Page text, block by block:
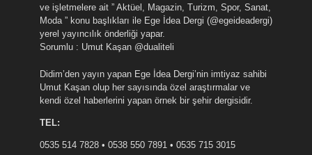
ve işletmelere ait ” Aktüel, Magazin, Turizm, Spor, Sanat,
Moda ” konu başlıkları ile Ege İdea Dergi (@egeideadergi)
yerel yayıncılık önderliği yapar.
Sorumlu : Umut Kaşan @dualiteli
Didim’den yayın yapan Ege İdea Dergi’nin imtiyaz sahibi
Umut Kaşan olup her sayısında özel araştırmalar ve
kendi özel haberlerini yapan örnek bir şehir dergisidir.
TEL:
0535 514 7828 • 0538 550 7891 • 0535 715 3015